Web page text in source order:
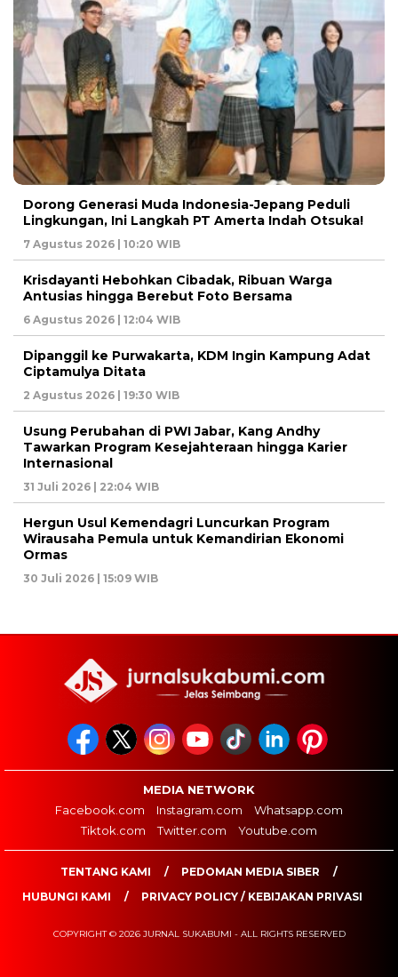
Dorong Generasi Muda Indonesia-Jepang Peduli
Lingkungan, Ini Langkah PT Amerta Indah Otsuka!
7 Agustus 2026 | 10:20 WIB
Krisdayanti Hebohkan Cibadak, Ribuan Warga
Antusias hingga Berebut Foto Bersama
6 Agustus 2026 | 12:04 WIB
Dipanggil ke Purwakarta, KDM Ingin Kampung Adat
Ciptamulya Ditata
2 Agustus 2026 | 19:30 WIB
Usung Perubahan di PWI Jabar, Kang Andhy
Tawarkan Program Kesejahteraan hingga Karier
Internasional
31 Juli 2026 | 22:04 WIB
Hergun Usul Kemendagri Luncurkan Program
Wirausaha Pemula untuk Kemandirian Ekonomi
Ormas
30 Juli 2026 | 15:09 WIB
MEDIA NETWORK
Facebook.com
Instagram.com
Whatsapp.com
Tiktok.com
Twitter.com Youtube.com
TENTANG KAMI
PEDOMAN MEDIA SIBER
HUBUNGI KAMI
PRIVACY POLICY / KEBIJAKAN PRIVASI
COPYRIGHT © 2026 JURNAL SUKABUMI - ALL RIGHTS RESERVED